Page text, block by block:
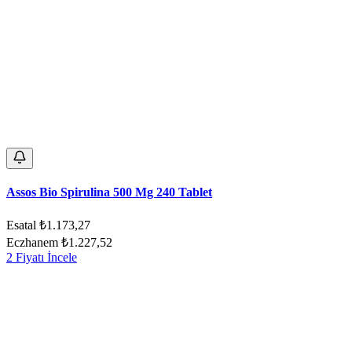
Assos Bio Spirulina 500 Mg 240 Tablet
Esatal ₺1.173,27
Eczhanem ₺1.227,52
2 Fiyatı İncele